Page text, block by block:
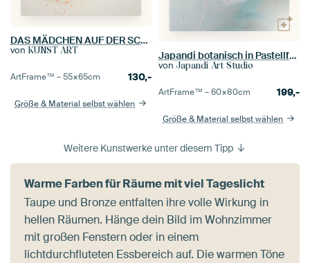
DAS MÄDCHEN AUF DER SCHAUKEL
von KUNST ART
ArtFrame™ –55×65cm 130,-
Größe & Material selbst wählen
Japandi botanisch in Pastellfarben
von Japandi Art Studio
ArtFrame™ –60×80cm 199,-
Größe & Material selbst wählen
Weitere Kunstwerke unter diesem Tipp
Warme Farben für Räume mit viel Tageslicht
Taupe und Bronze entfalten ihre volle Wirkung in
hellen Räumen. Hänge dein Bild im Wohnzimmer
mit großen Fenstern oder in einem
lichtdurchfluteten Essbereich auf. Die warmen Töne